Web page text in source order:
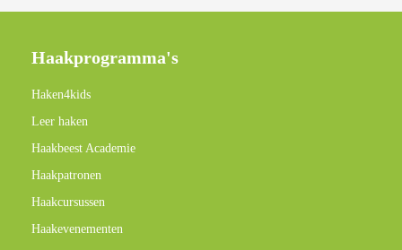
Haakprogramma's
Haken4kids
Leer haken
Haakbeest Academie
Haakpatronen
Haakcursussen
Haakevenementen